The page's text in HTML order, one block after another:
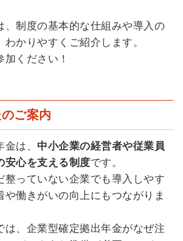
、制度の基本的な仕組みや導入の
わかりやすくご紹介します。
ください！
ご案内
は、 中小企業の経営者や従業員
安心を支える制度です。
整っていない企業でも導入しやす
や働きがいの向上にもつながりま
は、企業型確定拠出年金がなぜ注